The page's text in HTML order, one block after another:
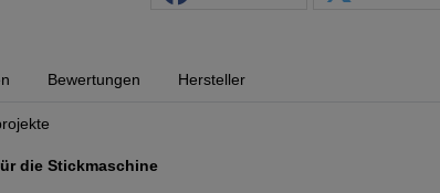
Bewertungen Hersteller
die Stickmaschine